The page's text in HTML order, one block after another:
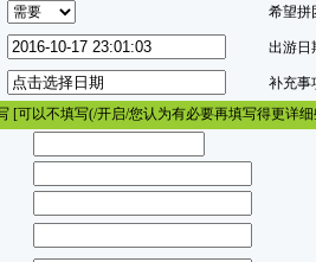
希望拼
出游日
补充事
[可以不填写(/开启/您认为有必要再填写得更详